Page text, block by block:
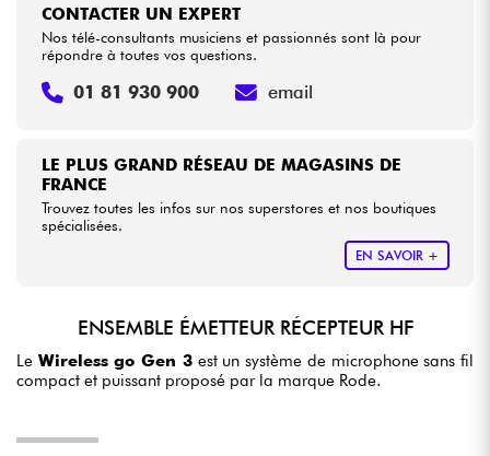
LE PLUS GRAND RÉSEAU DE MAGASINS DE
FRANCE
Trouvez toutes les infos sur nos superstores et nos boutiques
spécialisées.
EN SAVOIR +
CONTACTER UN EXPERT
Nos télé-consultants musiciens et passionnés sont là pour
répondre à toutes vos questions.
01 81 930 900 email
ENSEMBLE ÉMETTEUR RÉCEPTEUR HF
Le Wireless go Gen 3est un système de microphone sans fil
compact et puissant proposé par la marque Rode.